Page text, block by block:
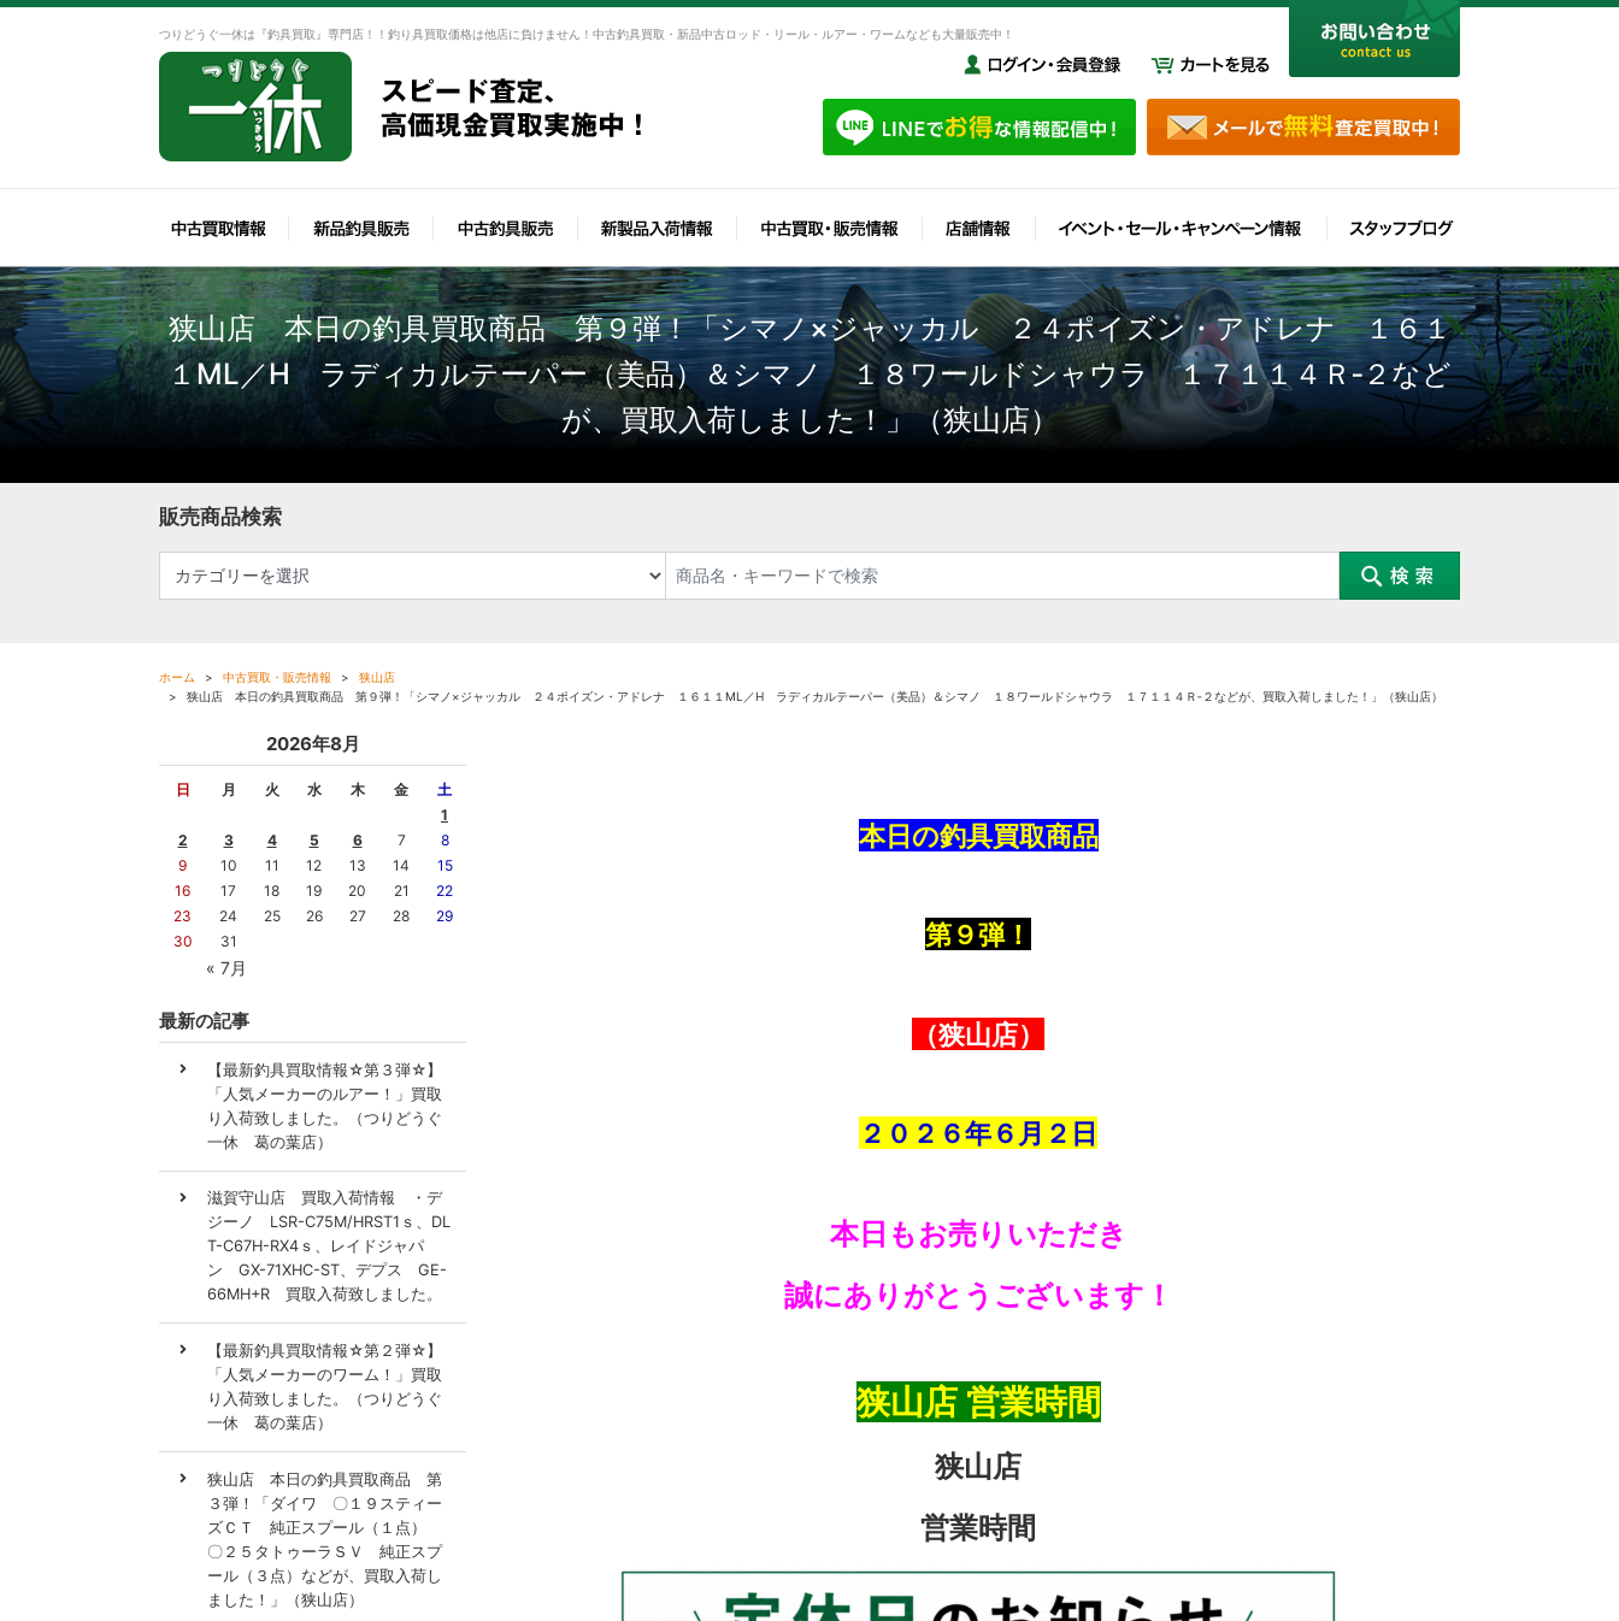
つりどうぐ一休は『釣具買取』専門店！！釣り具買取価格は他店に負けません！中古釣具買取・新品中古ロッド・リール・ルアー・ワームなども大量販売中！
狭山店 本日の釣具買取商品 第９弾！「シマノ×ジャッカル ２４ポイズン・アドレナ １６１
１ML／H ラディカルテーパー（美品）＆シマノ １８ワールドシャウラ １７１１４Ｒ‐２など
が、買取入荷しました！」（狭山店）
販売商品検索
ホーム 中古買取・販売情報
狭山店
狭山店 本日の釣具買取商品 第９弾！「シマノ×ジャッカル ２４ポイズン・アドレナ １６１１ML／H ラディカルテーパー（美品）＆シマノ １８ワールドシャウラ １７１１４Ｒ‐２などが、買取入荷しました！」（狭山店）
本日の釣具買取商品
第９弾！
（狭山店）
２０２６年６ 月２ 日
本日もお売りいただき
誠にありがとうございます！
狭山店 営業時間
狭山店
営業時間
2026年8月
日 月 火 水 木 金 土
« 7月
1
2
3 4 5 6 7
8
9
10 11 12 13 14
15
16
17 18 19 20 21
22
23
24 25 26 27 28
29
30
31
最新の記事
【最新釣具買取情報☆第３弾☆】
「人気メーカーのルアー！」買取
り入荷致しました。（つりどうぐ
一休 葛の葉店）
滋賀守山店 買取入荷情報 ・デ
ジーノ LSR-C75M/HRST1ｓ、DL
T-C67H-RX4ｓ、レイドジャパ
ン GX-71XHC-ST、デプス GE-
66MH+R 買取入荷致しました。
【最新釣具買取情報☆第２弾☆】
「人気メーカーのワーム！」買取
り入荷致しました。（つりどうぐ
一休 葛の葉店）
狭山店 本日の釣具買取商品 第
３弾！「ダイワ 〇１９スティー
ズＣＴ 純正スプール（１点）
〇２５タトゥーラＳＶ 純正スプ
ール（３点）などが、買取入荷し
ました！」（狭山店）